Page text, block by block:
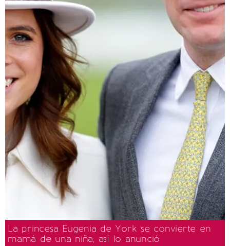
La princesa Eugenia de York se convierte en
mamá de una niña, así lo anunció